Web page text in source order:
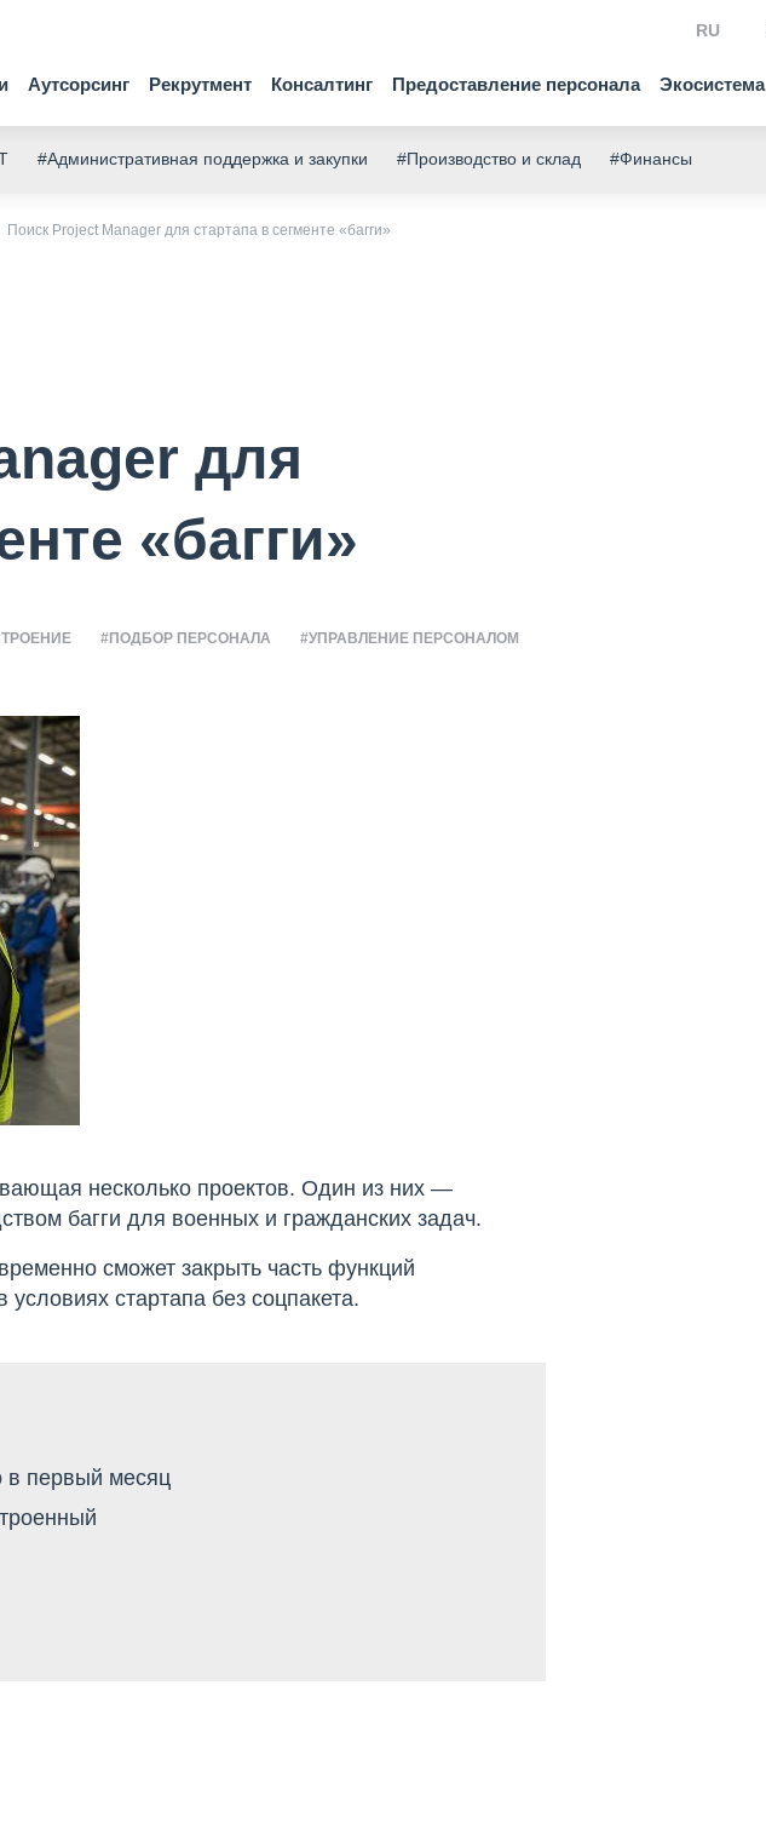
Аутсорсинг Рекрутмент Консалтинг Предоставление персонала Экосистема
RU
#Административная поддержка и закупки #Производство и склад #Финансы
Поиск Project Manager для стартапа в сегменте «багги»
для
«багги»
#ПОДБОР ПЕРСОНАЛА #УПРАВЛЕНИЕ ПЕРСОНАЛОМ
несколько проектов. Один из них —
багги для военных и гражданских задач.
сможет закрыть часть функций
условиях стартапа без соцпакета.
в первый месяц